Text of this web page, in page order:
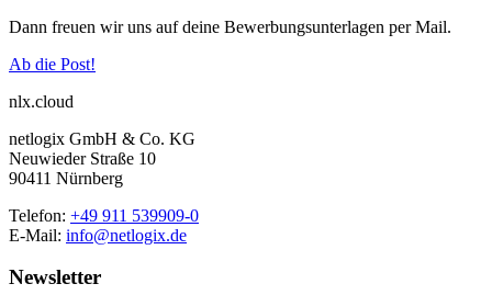
Dann freuen wir uns auf deine Bewerbungsunterlagen per Mail.
Ab die Post!
nlx.cloud
netlogix GmbH & Co. KG
Neuwieder Straße 10
90411 Nürnberg
Telefon: +49 911 539909-0
E-Mail: info@netlogix.de
Newsletter